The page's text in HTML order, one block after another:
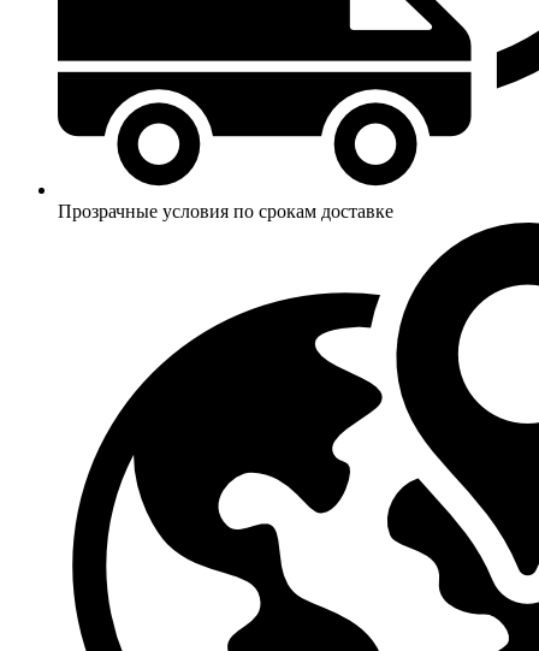
Прозрачные условия по срокам доставке